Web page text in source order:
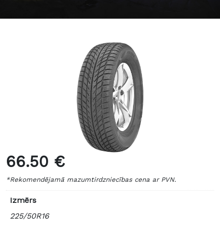
66.50 €
*Rekomendējamā mazumtirdzniecības cena ar PVN.
Izmērs
225/50R16